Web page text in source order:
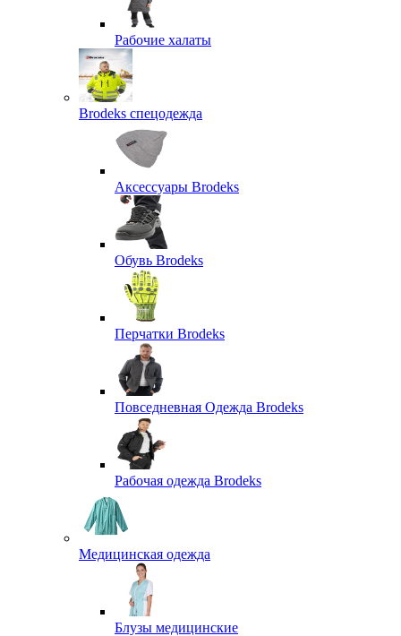
Рабочие халаты
Brodeks спецодежда
Аксессуары Brodeks
Обувь Brodeks
Перчатки Brodeks
Повседневная Одежда Brodeks
Рабочая одежда Brodeks
Медицинская одежда
Блузы медицинские